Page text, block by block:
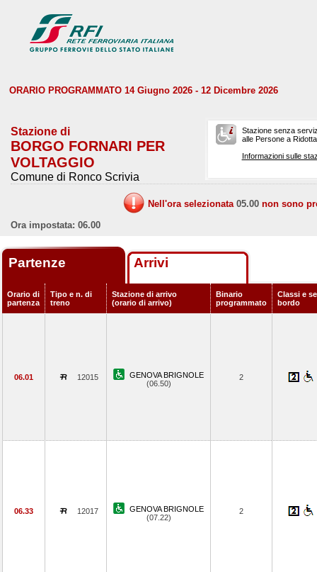
ORARIO PROGRAMMATO 14 Giugno 2026 - 12 Dicembre 2026
Stazione di
BORGO FORNARI PER
VOLTAGGIO
Comune di Ronco Scrivia
Stazione senza
alle Persone a
Informazioni sulle
Nell'ora selezionata 05.00 non sono
Ora impostata: 06.00
Partenze Arrivi
Orario di
partenza
Tipo e n. di
treno
Stazione di arrivo
(orario di arrivo)
Binario
programmato
Classi e
bordo
06.01 12015
GENOVA BRIGNOLE
(06.50)
2
06.33 12017
GENOVA BRIGNOLE
(07.22)
2